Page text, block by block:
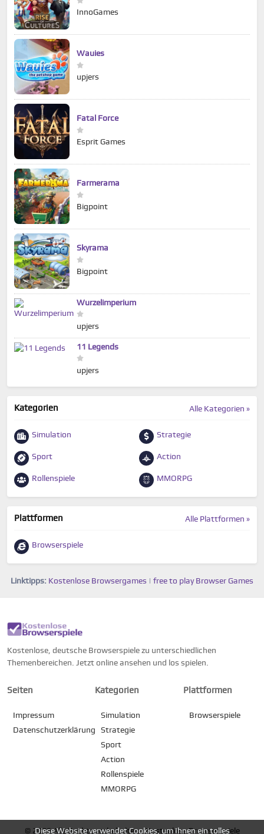
InnoGames
Wauies
upjers
Fatal Force
Esprit Games
Farmerama
Bigpoint
Skyrama
Bigpoint
Wurzelimperium
upjers
11 Legends
upjers
Alle Kategorien »
Kategorien
Simulation Strategie
Sport Action
Rollenspiele MMORPG
Alle Plattformen »
Plattformen
Browserspiele
Linktipps: Kostenlose Browsergames free to play Browser Games
Kostenlose, deutsche Browserspiele zu unterschiedlichen
Themenbereichen. Jetzt online ansehen und los spielen.
Seiten
Impressum
Datenschutzerklärung
Kategorien
Simulation
Strategie
Sport
Action
Rollenspiele
MMORPG
Plattformen
Browserspiele
© 2026 Alle Rechte vorbehalten -Kostenlose Browserspiele
Diese Website verwendet Cookies, um Ihnen ein tolles